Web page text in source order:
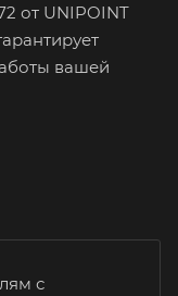
от UNIPOINT
вашей
с